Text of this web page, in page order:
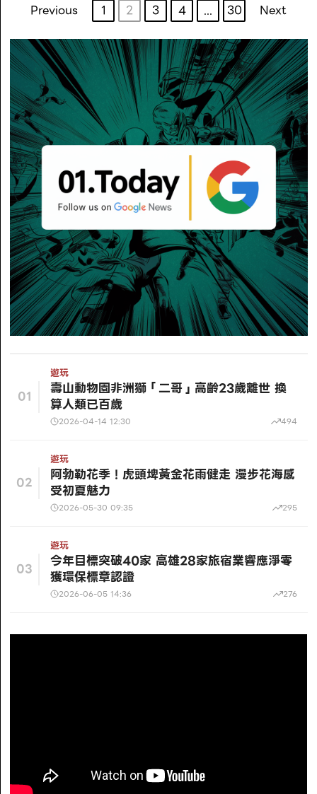
Previous 1 2 3 4 ... 30 Next
01
遊玩
壽山動物園非洲獅「二哥」高齡23歲離世 換
算人類已百歲
2026-04-14 12:30 494
02
遊玩
阿勃勒花季！虎頭埤黃金花雨健走 漫步花海感
受初夏魅力
2026-05-30 09:35 295
03
遊玩
今年目標突破40家 高雄28家旅宿業響應淨零
獲環保標章認證
2026-06-05 14:36 276